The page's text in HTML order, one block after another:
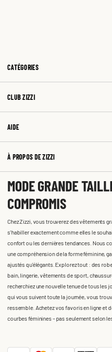
CATÉGORIES
CLUB ZIZZI
AIDE
À PROPOS DE ZIZZI
MODE GRANDE
COMPROMIS
Chez Zizzi, vous trouverez des vêtements
s'habiller exactement comme elles le
confort ou les dernières tendances. Nous
une compréhension de la forme féminine,
ajustés qu'élégants. Explorez tout : des
bain, lingerie, vêtements de sport,
recherchiez une nouvelle tenue de tous les
qui vous suivent toute la journée, vous
ressemble. Achetez vos favoris en ligne et
courbes féminines – pas seulement selon